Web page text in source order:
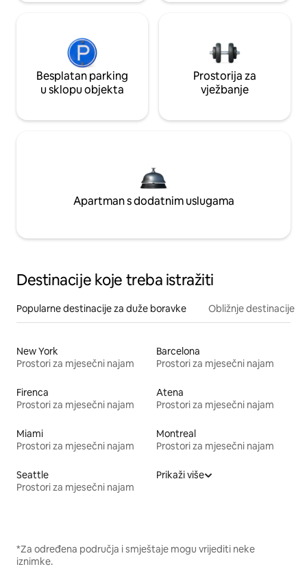
Besplatan parking
u sklopu objekta
Prostorija za
vježbanje
Apartman s dodatnim uslugama
Destinacije koje treba istražiti
Popularne destinacije za duže boravke Obližnje destinacije
New York
Prostori za mjesečni najam
Barcelona
Prostori za mjesečni najam
Firenca
Prostori za mjesečni najam
Atena
Prostori za mjesečni najam
Miami
Prostori za mjesečni najam
Montreal
Prostori za mjesečni najam
Seattle
Prostori za mjesečni najam
Prikaži više
*Za određena područja i smještaje mogu vrijediti neke
iznimke.